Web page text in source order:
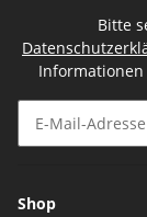
Bitte
Shop